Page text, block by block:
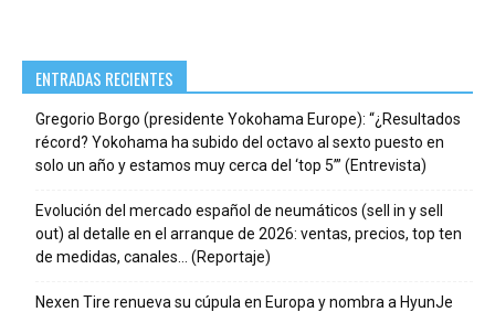
ENTRADAS RECIENTES
Gregorio Borgo (presidente Yokohama Europe): “¿Resultados
récord? Yokohama ha subido del octavo al sexto puesto en
solo un año y estamos muy cerca del ‘top 5’” (Entrevista)
Evolución del mercado español de neumáticos (sell in y sell
out) al detalle en el arranque de 2026: ventas, precios, top ten
de medidas, canales… (Reportaje)
Nexen Tire renueva su cúpula en Europa y nombra a HyunJe